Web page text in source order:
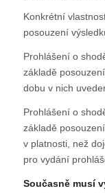
Konkrétní
posouzení
Prohlášení o
základě
dobu v nich
Prohlášení o
základě
v platnosti, než
pro vydání
Současně musí